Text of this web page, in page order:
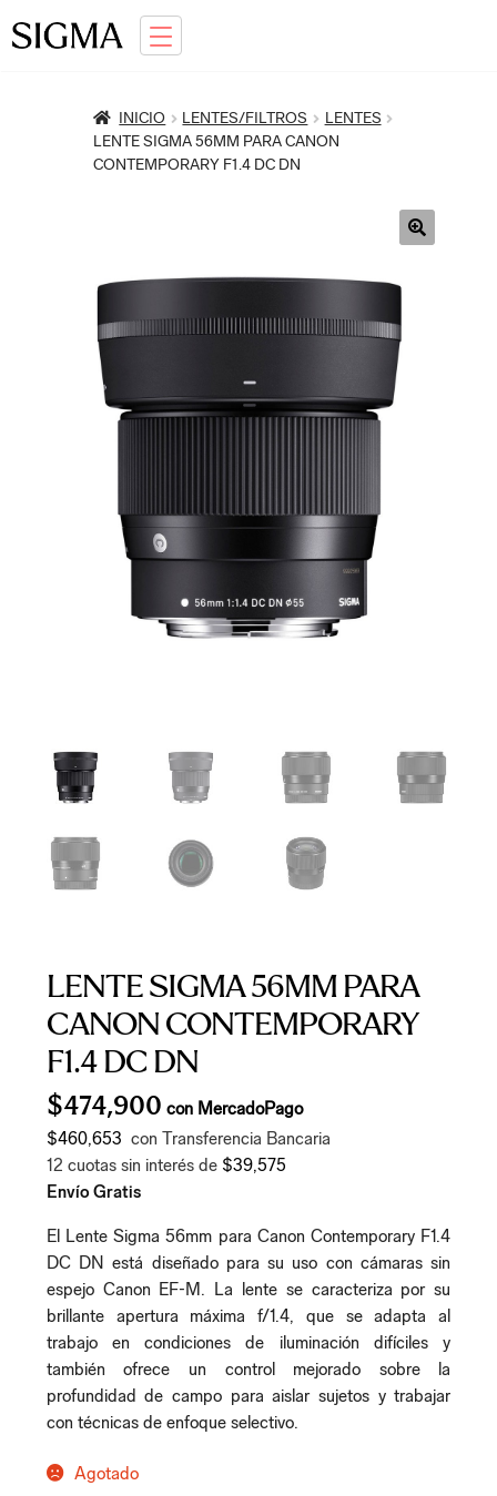
Ir
Saltar
INICIO LENTES/FILTROS
LENTES
LENTE SIGMA 56MM PARA CANON
CONTEMPORARY F1.4 DC DN
LENTE SIGMA 56MM PARA
CANON CONTEMPORARY
F1.4 DC DN
$474,900 con MercadoPago
$460,653 con Transferencia Bancaria
12 cuotas sin interés de $39,575
Envío Gratis
El Lente Sigma 56mm para Canon Contemporary F1.4
DC DN está diseñado para su uso con cámaras sin
espejo Canon EF-M. La lente se caracteriza por su
brillante apertura máxima f/1.4, que se adapta al
trabajo en condiciones de iluminación difíciles y
también ofrece un control mejorado sobre la
profundidad de campo para aislar sujetos y trabajar
con técnicas de enfoque selectivo.
Agotado